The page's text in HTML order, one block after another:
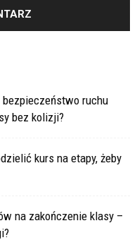
ruchu
bez kolizji?
kurs na etapy, żeby
na zakończenie klasy –